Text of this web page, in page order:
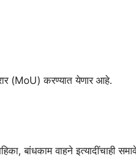
(MoU) करण्यात येणार आहे.
बांधकाम वाहने इत्यादींचाही